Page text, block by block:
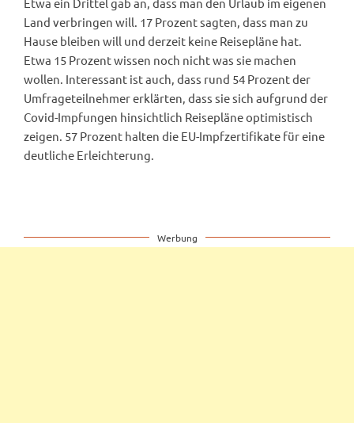
Land verbringen will. 17 Prozent sagten, dass man zu
Hause bleiben will und derzeit keine Reisepläne hat.
Etwa 15 Prozent wissen noch nicht was sie machen
wollen. Interessant ist auch, dass rund 54 Prozent der
Umfrageteilnehmer erklärten, dass sie sich aufgrund der
Covid-Impfungen hinsichtlich Reisepläne optimistisch
zeigen. 57 Prozent halten die EU-Impfzertifikate für eine
deutliche Erleichterung.
Werbung